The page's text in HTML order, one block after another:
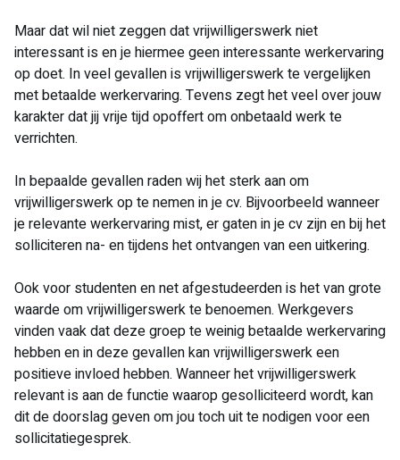
Maar dat wil niet zeggen dat vrijwilligerswerk niet
interessant is en je hiermee geen interessante werkervaring
op doet. In veel gevallen is vrijwilligerswerk te vergelijken
met betaalde werkervaring. Tevens zegt het veel over jouw
karakter dat jij vrije tijd opoffert om onbetaald werk te
verrichten.
In bepaalde gevallen raden wij het sterk aan om
vrijwilligerswerk op te nemen in je cv. Bijvoorbeeld wanneer
je relevante werkervaring mist, er gaten in je cv zijn en bij het
solliciteren na- en tijdens het ontvangen van een uitkering.
Ook voor studenten en net afgestudeerden is het van grote
waarde om vrijwilligerswerk te benoemen. Werkgevers
vinden vaak dat deze groep te weinig betaalde werkervaring
hebben en in deze gevallen kan vrijwilligerswerk een
positieve invloed hebben. Wanneer het vrijwilligerswerk
relevant is aan de functie waarop gesolliciteerd wordt, kan
dit de doorslag geven om jou toch uit te nodigen voor een
sollicitatiegesprek.